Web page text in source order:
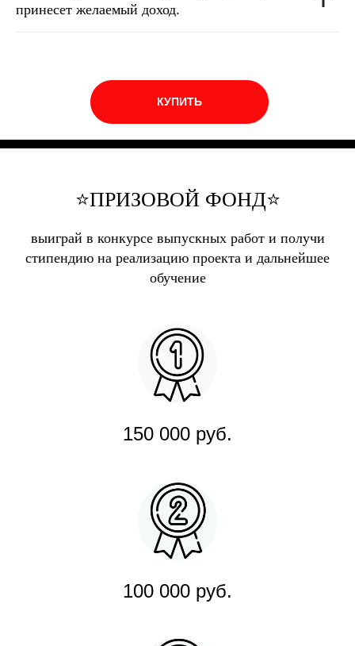
принесет желаемый доход.
КУПИТЬ
⭐ПРИЗОВОЙ ФОНД⭐
выиграй в конкурсе выпускных работ и получи
стипендию на реализацию проекта и дальнейшее
обучение
150 000 руб.
100 000 руб.